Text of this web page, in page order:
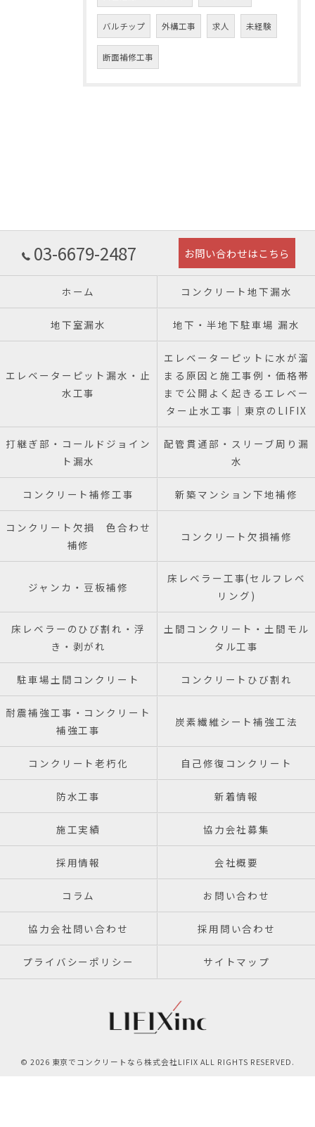
バルチップ 外構工事 求人 未経験
断面補修工事
03-6679-2487 お問い合わせはこちら
ホーム コンクリート地下漏水
地下室漏水 地下・半地下駐車場 漏水
エレベーターピット漏水・止
水工事
エレベーターピットに水が溜
まる原因と施工事例・価格帯
まで公開よく起きるエレベー
ター止水工事｜東京のLIFIX
打継ぎ部・コールドジョイン
ト漏水
配管貫通部・スリーブ周り漏
水
コンクリート補修工事 新築マンション下地補修
コンクリート欠損 色合わせ
補修
コンクリート欠損補修
ジャンカ・豆板補修
床レベラー工事(セルフレベ
リング)
床レベラーのひび割れ・浮
き・剥がれ
土間コンクリート・土間モル
タル工事
駐車場土間コンクリート コンクリートひび割れ
耐震補強工事・コンクリート
補強工事
炭素繊維シート補強工法
コンクリート老朽化 自己修復コンクリート
防水工事 新着情報
施工実績 協力会社募集
採用情報 会社概要
コラム お問い合わせ
協力会社問い合わせ 採用問い合わせ
プライバシーポリシー サイトマップ
© 2026 東京でコンクリートなら株式会社LIFIX ALL RIGHTS RESERVED.